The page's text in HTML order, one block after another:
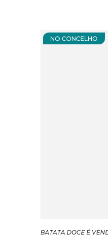
NO CONCELHO
BATATA DOCE É